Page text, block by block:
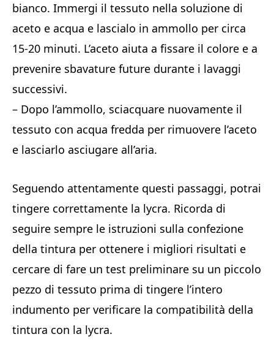
bianco. Immergi il tessuto nella soluzione di
aceto e acqua e lascialo in ammollo per circa
15-20 minuti. L’aceto aiuta a fissare il colore e a
prevenire sbavature future durante i lavaggi
successivi.
– Dopo l’ammollo, sciacquare nuovamente il
tessuto con acqua fredda per rimuovere l’aceto
e lasciarlo asciugare all’aria.
Seguendo attentamente questi passaggi, potrai
tingere correttamente la lycra. Ricorda di
seguire sempre le istruzioni sulla confezione
della tintura per ottenere i migliori risultati e
cercare di fare un test preliminare su un piccolo
pezzo di tessuto prima di tingere l’intero
indumento per verificare la compatibilità della
tintura con la lycra.